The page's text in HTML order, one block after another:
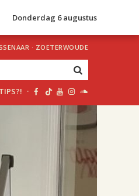
Donderdag 6 augustus
· ZOETERWOUDE
TIPS?! ·
uur 1 van 2
Volgend uur